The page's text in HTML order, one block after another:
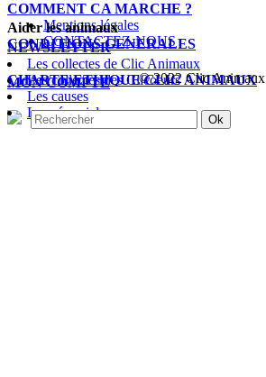
Mentions légales
CONTACTEZ-NOUS
COMMENT CA MARCHE ?
CONDITIONS GENERALES
CHARTE ETHIQUE CLIC ANIMAUX
Aider les animaux
Les collectes de Clic Animaux
Les collectes des Clicoeurs
Les causes
Le mémorial
NEWSLETTER
MON COMPTE © 2022 Clic Animaux